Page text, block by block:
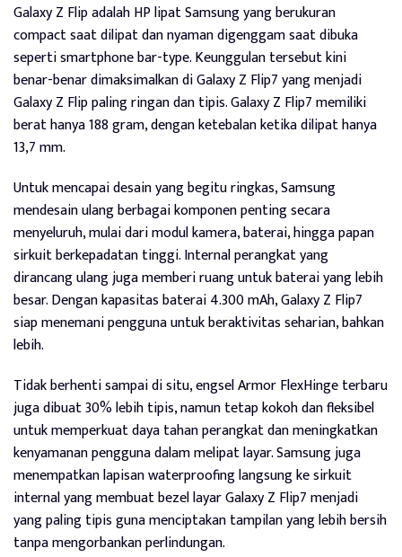
Galaxy Z Flip adalah HP lipat Samsung yang berukuran
compact saat dilipat dan nyaman digenggam saat dibuka
seperti smartphone bar-type. Keunggulan tersebut kini
benar-benar dimaksimalkan di Galaxy Z Flip7 yang menjadi
Galaxy Z Flip paling ringan dan tipis. Galaxy Z Flip7 memiliki
berat hanya 188 gram, dengan ketebalan ketika dilipat hanya
13,7 mm.
Untuk mencapai desain yang begitu ringkas, Samsung
mendesain ulang berbagai komponen penting secara
menyeluruh, mulai dari modul kamera, baterai, hingga papan
sirkuit berkepadatan tinggi. Internal perangkat yang
dirancang ulang juga memberi ruang untuk baterai yang lebih
besar. Dengan kapasitas baterai 4.300 mAh, Galaxy Z Flip7
siap menemani pengguna untuk beraktivitas seharian, bahkan
lebih.
Tidak berhenti sampai di situ, engsel Armor FlexHinge terbaru
juga dibuat 30% lebih tipis, namun tetap kokoh dan fleksibel
untuk memperkuat daya tahan perangkat dan meningkatkan
kenyamanan pengguna dalam melipat layar. Samsung juga
menempatkan lapisan waterproofing langsung ke sirkuit
internal yang membuat bezel layar Galaxy Z Flip7 menjadi
yang paling tipis guna menciptakan tampilan yang lebih bersih
tanpa mengorbankan perlindungan.